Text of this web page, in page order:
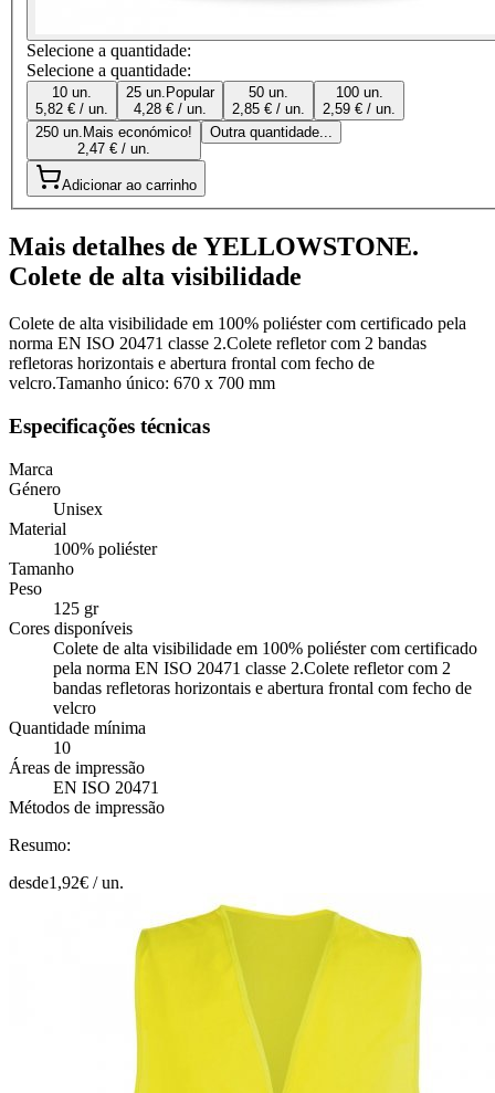
Selecione a quantidade:
Selecione a quantidade:
10 un.
5,82 € / un.
25 un. Popular
4,28 € / un.
50 un.
2,85 € / un.
100 un.
2,59 € / un.
250 un. Mais económico!
2,47 € / un.
Outra quantidade...
Adicionar ao carrinho
Mais detalhes de YELLOWSTONE.
Colete de alta visibilidade
Colete de alta visibilidade em 100% poliéster com certificado pela
norma EN ISO 20471 classe 2.Colete refletor com 2 bandas
refletoras horizontais e abertura frontal com fecho de
velcro.Tamanho único: 670 x 700 mm
Especificações técnicas
Marca
Género
Unisex
Material
100% poliéster
Tamanho
Peso
125 gr
Cores disponíveis
Colete de alta visibilidade em 100% poliéster com certificado
pela norma EN ISO 20471 classe 2.Colete refletor com 2
bandas refletoras horizontais e abertura frontal com fecho de
velcro
Quantidade mínima
10
Áreas de impressão
EN ISO 20471
Métodos de impressão
Resumo:
desde1,92€ /un.